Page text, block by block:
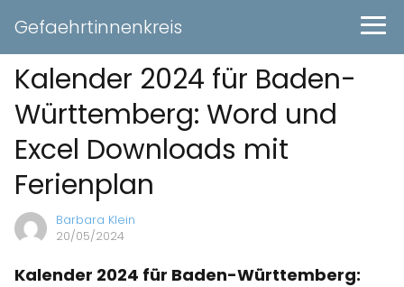
Gefaehrtinnenkreis
Kalender 2024 für Baden-
Württemberg: Word und
Excel Downloads mit
Ferienplan
Barbara Klein
20/05/2024
Kalender 2024 für Baden-Württemberg: